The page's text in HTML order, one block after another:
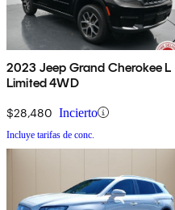
2023 Jeep Grand Cherokee L
Limited 4WD
$28,480 Incierto
Incluye tarifas de conc.